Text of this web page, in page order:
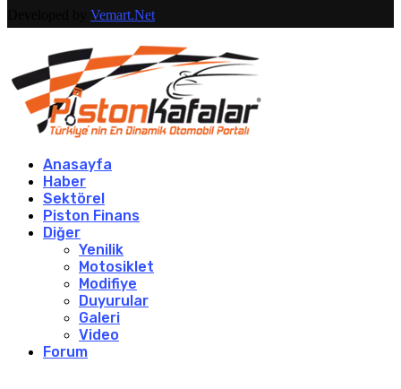
Vemart.Net
Anasayfa
Haber
Sektörel
Piston Finans
Diğer
Yenilik
Motosiklet
Modifiye
Duyurular
Galeri
Video
Forum